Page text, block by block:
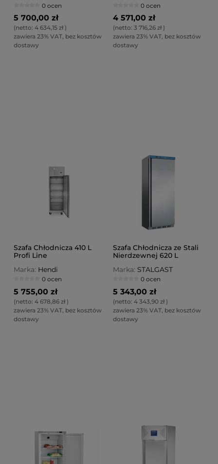
0 ocen
5 700,00 zł
(netto: 4 634,15 zł)
zawiera 23% VAT, bez kosztów
dostawy
0 ocen
4 571,00 zł
(netto: 3 716,26 zł)
zawiera 23% VAT, bez kosztów
dostawy
Szafa Chłodnicza 410 L
Profi Line
Marka: Hendi
0 ocen
5 755,00 zł
(netto: 4 678,86 zł)
zawiera 23% VAT, bez kosztów
dostawy
Szafa Chłodnicza ze Stali
Nierdzewnej 620 L
Marka: STALGAST
0 ocen
5 343,00 zł
(netto: 4 343,90 zł)
zawiera 23% VAT, bez kosztów
dostawy